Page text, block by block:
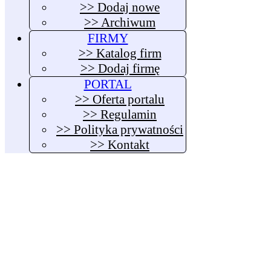
>> Dodaj nowe
>> Archiwum
FIRMY
>> Katalog firm
>> Dodaj firmę
PORTAL
>> Oferta portalu
>> Regulamin
>> Polityka prywatności
>> Kontakt